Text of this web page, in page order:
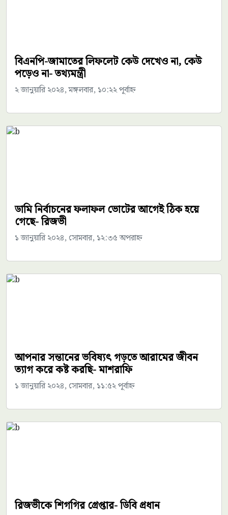
বিএনপি-জামাতের লিফলেট কেউ দেখেও না, কেউ
পড়েও না- তথ্যমন্ত্রী
২ জানুয়ারি ২০২৪, মঙ্গলবার, ১০:২২ পূর্বাহ্ন
ডামি নির্বাচনের ফলাফল ভোটের আগেই ঠিক হয়ে
গেছে- রিজভী
১ জানুয়ারি ২০২৪, সোমবার, ১২:৩৫ অপরাহ্ন
আপনার সন্তানের ভবিষ্যৎ গড়তে আরামের জীবন
ত্যাগ করে কষ্ট করছি- মাশরাফি
১ জানুয়ারি ২০২৪, সোমবার, ১১:৫২ পূর্বাহ্ন
রিজভীকে শিগগির গ্রেপ্তার- ডিবি প্রধান